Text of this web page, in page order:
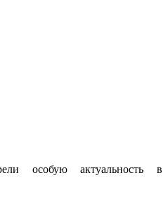
особую актуальность в
время.